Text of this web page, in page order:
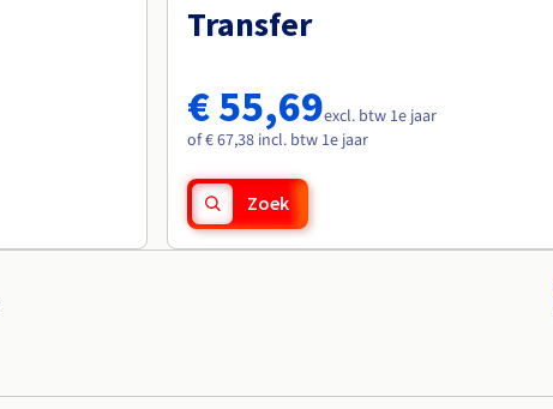
Transfer
€ 55,69excl. btw 1e jaar
of € 67,38 incl. btw 1e jaar
Zoek